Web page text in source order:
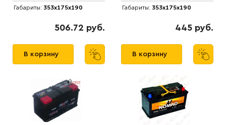
Габариты: 353x175x190
506.72 руб.
В корзину
Габариты: 353x175x190
445 руб.
В корзину